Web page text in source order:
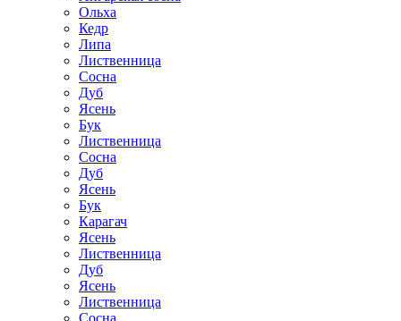
Ольха
Кедр
Липа
Лиственница
Сосна
Дуб
Ясень
Бук
Лиственница
Сосна
Дуб
Ясень
Бук
Карагач
Ясень
Лиственница
Дуб
Ясень
Лиственница
Сосна